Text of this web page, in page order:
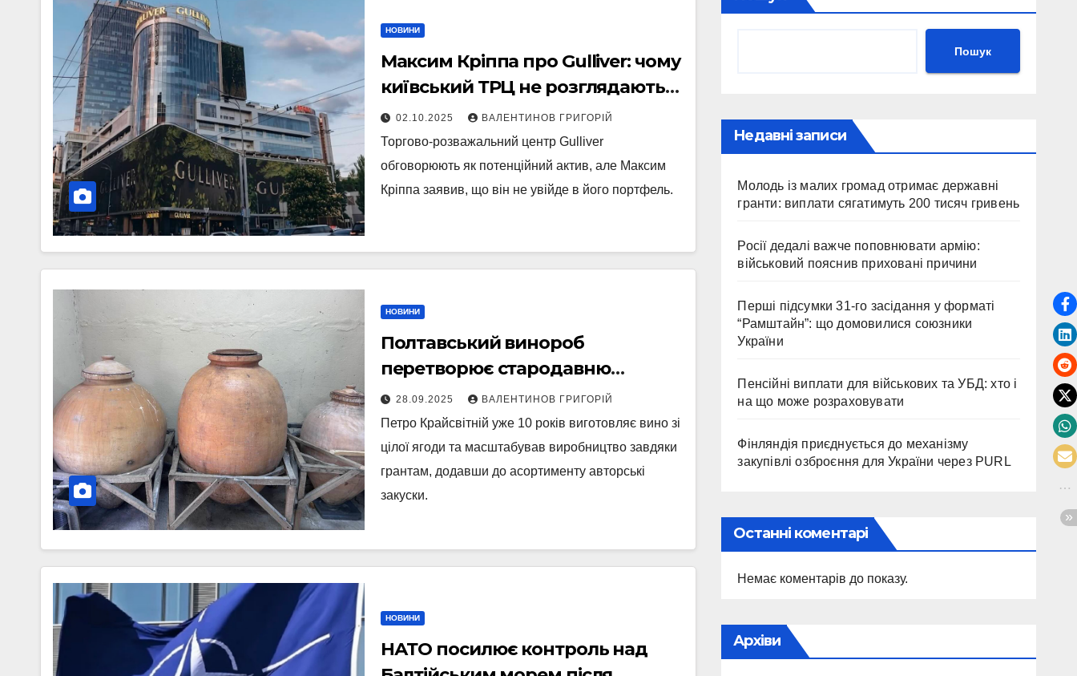
НОВИНИ
Максим Кріппа про Gulliver: чому
київський ТРЦ не розглядають
для купівлі
02.10.2025 ВАЛЕНТИНОВ ГРИГОРІЙ
Торгово-розважальний центр Gulliver
обговорюють як потенційний актив, але Максим
Кріппа заявив, що він не увійде в його портфель.
НОВИНИ
Полтавський винороб
перетворює стародавню
технологію на сучасний бізнес
28.09.2025 ВАЛЕНТИНОВ ГРИГОРІЙ
Петро Крайсвітній уже 10 років виготовляє вино зі
цілої ягоди та масштабував виробництво завдяки
грантам, додавши до асортименту авторські
закуски.
НОВИНИ
НАТО посилює контроль над
Пошук
Недавні записи
Молодь із малих громад отримає державні
гранти: виплати сягатимуть 200 тисяч гривень
Росії дедалі важче поповнювати армію:
військовий пояснив приховані причини
Перші підсумки 31-го засідання у форматі
“Рамштайн”: що домовилися союзники
України
Пенсійні виплати для військових та УБД: хто і
на що може розраховувати
Фінляндія приєднується до механізму
закупівлі озброєння для України через PURL
Останні коментарі
Немає коментарів до показу.
Архіви